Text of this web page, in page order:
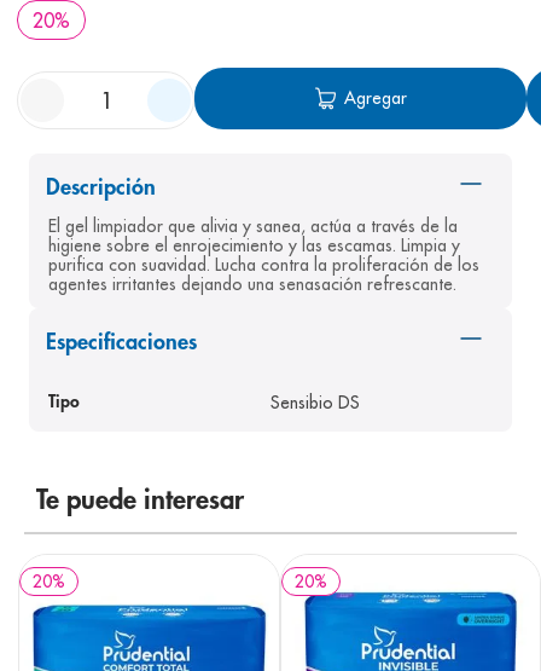
20%
Agregar
Descripción
El gel limpiador que alivia y sanea, actúa a través de la
higiene sobre el enrojecimiento y las escamas. Limpia y
purifica con suavidad. Lucha contra la proliferación de los
agentes irritantes dejando una senasación refrescante.
Especificaciones
Tipo Sensibio DS
Te puede interesar
20% 20%
4. cerave
5. nivea
bioderma
8. pediasure
9. panolini
10.prueba embarazo